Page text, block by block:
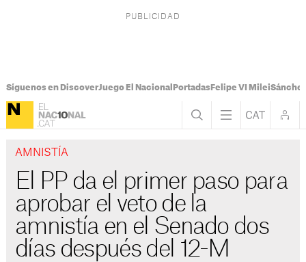
Síguenos en DiscoverJuego El Nacional PortadasFelipe VI Milei
AMNISTÍA
El PP da el primer paso para
aprobar el veto de la
amnistía en el Senado dos
días después del 12-M